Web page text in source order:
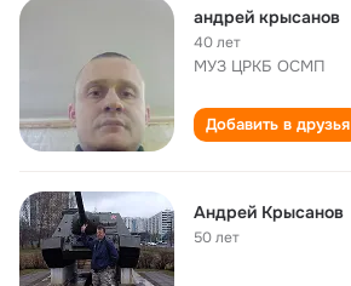
андрей крысанов
40 лет
МУЗ ЦРКБ ОСМП
Добавить в друзья
Андрей Крысанов
50 лет